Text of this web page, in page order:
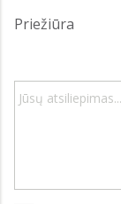
Priežiūra